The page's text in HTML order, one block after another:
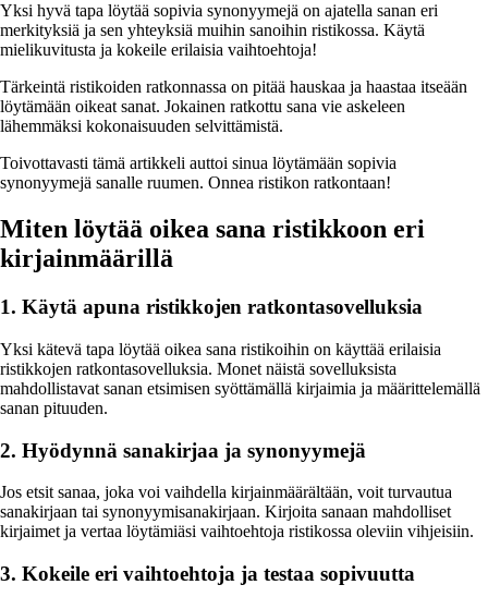
Yksi hyvä tapa löytää sopivia synonyymejä on ajatella sanan eri
merkityksiä ja sen yhteyksiä muihin sanoihin ristikossa. Käytä
mielikuvitusta ja kokeile erilaisia vaihtoehtoja!
Tärkeintä ristikoiden ratkonnassa on pitää hauskaa ja haastaa itseään
löytämään oikeat sanat. Jokainen ratkottu sana vie askeleen
lähemmäksi kokonaisuuden selvittämistä.
Toivottavasti tämä artikkeli auttoi sinua löytämään sopivia
synonyymejä sanalle ruumen. Onnea ristikon ratkontaan!
Miten löytää oikea sana ristikkoon eri
kirjainmäärillä
1. Käytä apuna ristikkojen ratkontasovelluksia
Yksi kätevä tapa löytää oikea sana ristikoihin on käyttää erilaisia
ristikkojen ratkontasovelluksia. Monet näistä sovelluksista
mahdollistavat sanan etsimisen syöttämällä kirjaimia ja määrittelemällä
sanan pituuden.
2. Hyödynnä sanakirjaa ja synonyymejä
Jos etsit sanaa, joka voi vaihdella kirjainmäärältään, voit turvautua
sanakirjaan tai synonyymisanakirjaan. Kirjoita sanaan mahdolliset
kirjaimet ja vertaa löytämiäsi vaihtoehtoja ristikossa oleviin vihjeisiin.
3. Kokeile eri vaihtoehtoja ja testaa sopivuutta